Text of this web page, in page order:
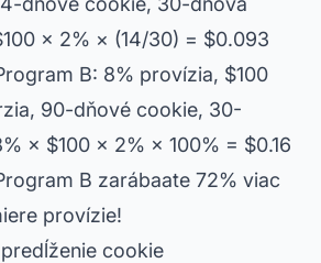
× 2% × (14/30) = $0.093
B: 8% provízia, $100
90-dňové cookie, 30-
× $100 × 2% × 100% = $0.16
B zarábaate 72% viac
provízie!
cookie